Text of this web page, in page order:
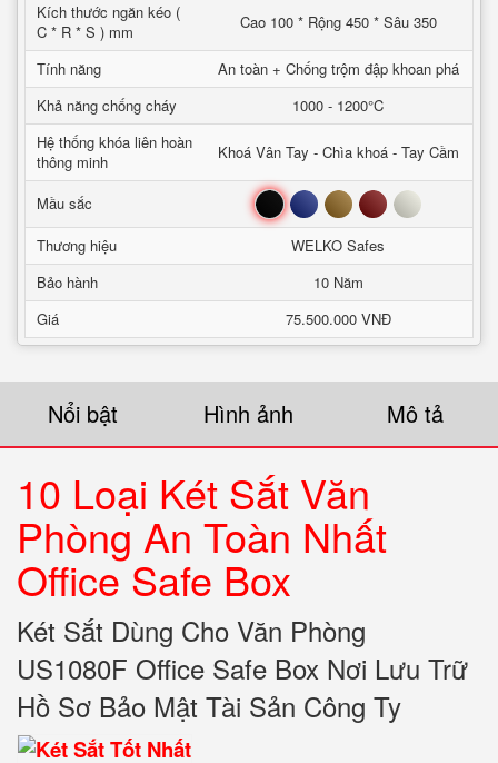
Kích thước ngăn kéo (
C * R * S ) mm
Cao 100 * Rộng 450 * Sâu 350
Tính năng
An toàn + Chống trộm đập khoan phá
Khả năng chống cháy
1000 - 1200°C
Hệ thống khóa liên hoàn
thông minh
Khoá Vân Tay - Chìa khoá - Tay Cầm
Mầu sắc Đen Xanh Nâu Đỏ Trắng
Thương hiệu
WELKO Safes
Bảo hành
10 Năm
Giá
75.500.000 VNĐ
Nổi bật Hình ảnh Mô tả
10 Loại Két Sắt Văn
Phòng An Toàn Nhất
Office Safe Box
Két Sắt Dùng Cho Văn Phòng
US1080F Office Safe Box Nơi Lưu Trữ
Hồ Sơ Bảo Mật Tài Sản Công Ty